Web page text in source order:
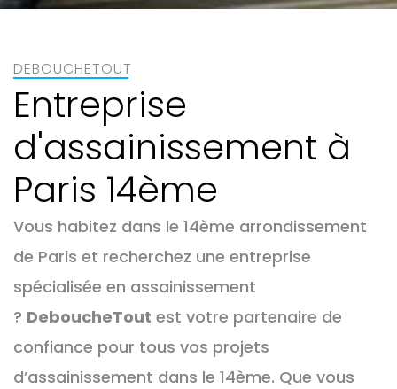
DEBOUCHETOUT
Entreprise
d'assainissement à
Paris 14ème
Vous habitez dans le 14ème arrondissement
de Paris et recherchez une entreprise
spécialisée en assainissement
? DeboucheTout est votre partenaire de
confiance pour tous vos projets
d’assainissement dans le 14ème. Que vous